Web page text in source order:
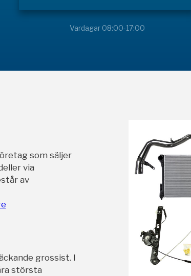
Vardagar 08:00-17:00
som säljer
via
av
grossist. I
största